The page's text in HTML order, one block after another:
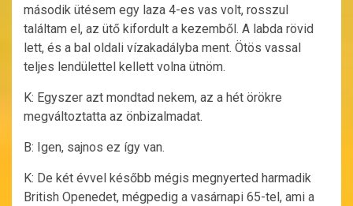
második ütésem egy laza 4-es vas volt, rosszul
találtam el, az ütő kifordult a kezemből. A labda rövid
lett, és a bal oldali vízakadályba ment. Ötös vassal
teljes lendülettel kellett volna ütnöm.
K: Egyszer azt mondtad nekem, az a hét örökre
megváltoztatta az önbizalmadat.
B: Igen, sajnos ez így van.
K: De két évvel később mégis megnyerted harmadik
British Openedet, mégpedig a vasárnapi 65-tel, ami a